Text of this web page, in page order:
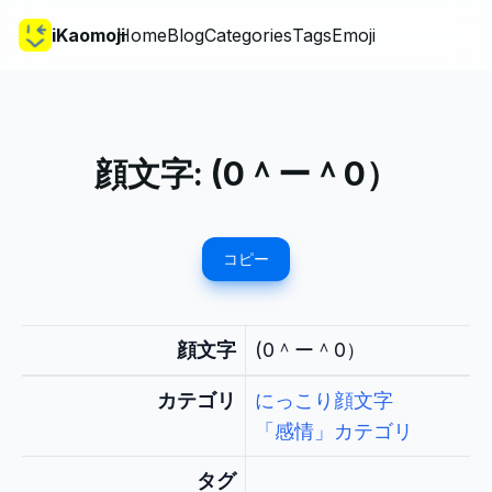
iKaomojiHomeBlogCategoriesTagsEmoji
顔文字: (0＾ー＾0）
コピー
顔文字 (0＾ー＾0）
カテゴリ
にっこり顔文字
「感情」カテゴリ
タグ